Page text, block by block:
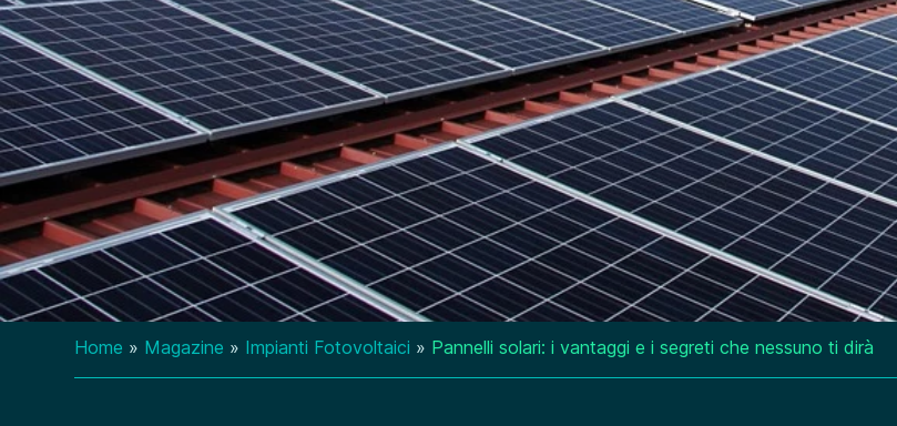
Home » Magazine » Impianti Fotovoltaici » Pannelli solari: i vantaggi e i segreti che nessuno ti dirà